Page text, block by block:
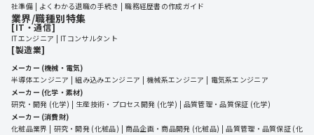
社準備
よくわかる退職の手続き 職務経歴書の作成ガイド
業界/職種別特集
[IT・通信]
ITエンジニア ITコンサルタント
[製造業]
メーカー (機械・電気)
半導体エンジニア
組み込みエンジニア 機械系エンジニア
電気系エンジニア
メーカー (化学・素材)
研究・開発 (化学)
生産技術・プロセス開発 (化学)
品質管理・品質保証 (化学)
メーカー (消費財)
化粧品業界
研究・開発 (化粧品) 商品企画・商品開発 (化粧品)
品質管理・品質保証 (化